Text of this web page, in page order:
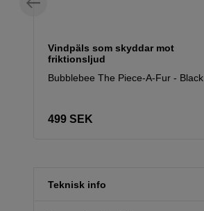
Vindpäls som skyddar mot
friktionsljud
Bubblebee The Piece-A-Fur - Black
499 SEK
Teknisk info